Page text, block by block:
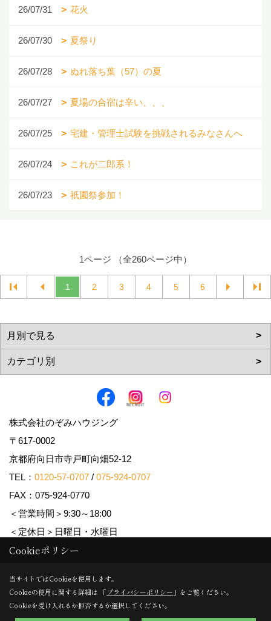
26/07/31 花火
26/07/30 夏祭り
26/07/28 ぬれ落ち葉（57）の夏
26/07/27 夏場の合宿は辛い、、、
26/07/25 宅建・管理士試験を挑戦されるみなさんへ
26/07/24 これが二郎系！
26/07/23 祇園祭参加！
1ページ （全260ページ中）
1 2 3 4 5 6
株式会社のぞみハウジング
〒617-0002
京都府向日市寺戸町向畑52-12
TEL： 0120-57-0707 / 075-924-0707
FAX：075-924-0770
＜営業時間＞9:30～18:00
＜定休日＞日曜日・水曜日
Copyright (c) Nozomi Housing. All Rights Reserved.
Produced byゴデスクリエイト
Cookieポリシー
当サイトではCookieを使用します。
Cookieの使用に関する詳細は 「プライバシーポリシー 」をご覧ください。
Cookieを受け入れるか拒否するか選択してください。